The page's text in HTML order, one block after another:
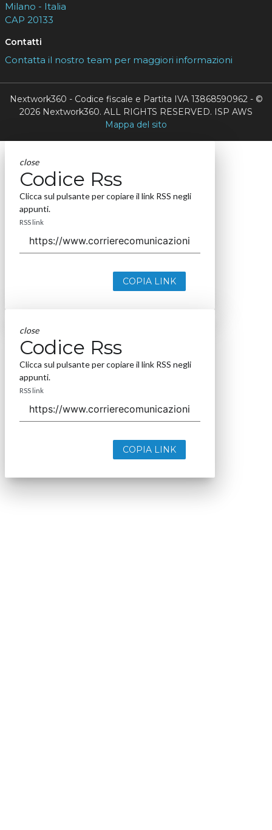
Milano - Italia
CAP 20133
Contatti
Contatta il nostro team per maggiori informazioni
Nextwork360 - Codice fiscale e Partita IVA 13868590962 - ©
2026 Nextwork360. ALL RIGHTS RESERVED. ISP AWS
Mappa del sito
close
Codice Rss
Clicca sul pulsante per copiare il link RSS negli
appunti.
RSS link
COPIA LINK
close
Codice Rss
Clicca sul pulsante per copiare il link RSS negli
appunti.
RSS link
COPIA LINK